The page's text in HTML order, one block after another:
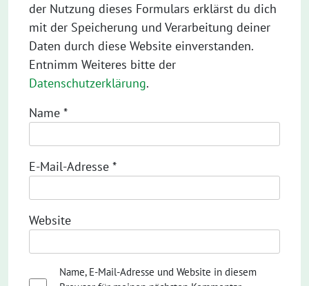
der Nutzung dieses Formulars erklärst du dich
mit der Speicherung und Verarbeitung deiner
Daten durch diese Website einverstanden.
Entnimm Weiteres bitte der
Datenschutzerklärung.
Name *
E-Mail-Adresse *
Website
Name, E-Mail-Adresse und Website in diesem